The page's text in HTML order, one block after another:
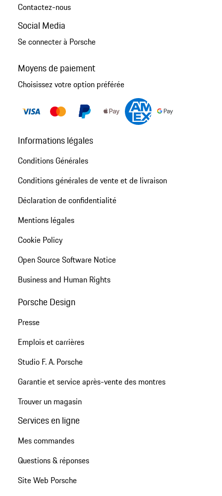
Contactez-nous
Social Media
Se connecter à Porsche
Moyens de paiement
Choisissez votre option préférée
Informations légales
Conditions Générales
Conditions générales de vente et de livraison
Déclaration de confidentialité
Mentions légales
Cookie Policy
Open Source Software Notice
Business and Human Rights
Porsche Design
Presse
Emplois et carrières
Studio F. A. Porsche
Garantie et service après-vente des montres
Trouver un magasin
Services en ligne
Mes commandes
Questions & réponses
Site Web Porsche